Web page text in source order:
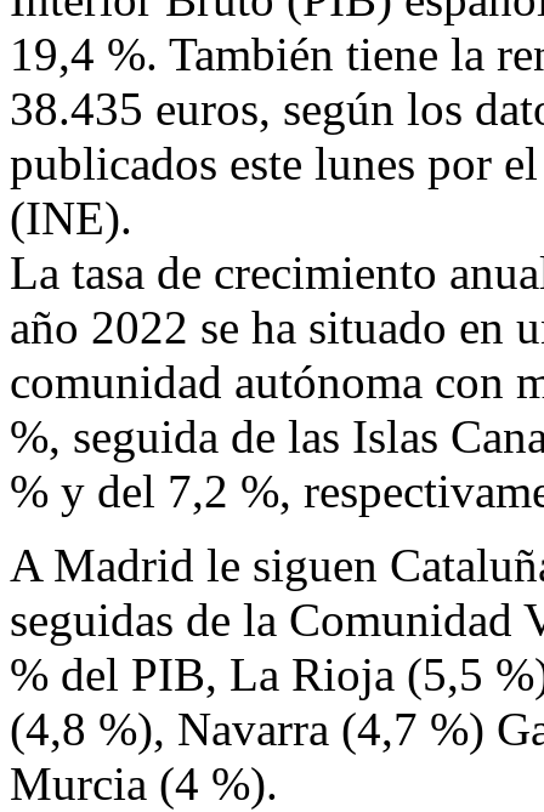
19,4 %. También tiene la
38.435 euros, según los
publicados este lunes por
(INE).
La tasa de crecimiento
año 2022 se ha situado en
comunidad autónoma con
%, seguida de las Islas
% y del 7,2 %,
A Madrid le siguen
seguidas de la Comunidad
% del PIB, La Rioja (5,5
(4,8 %), Navarra (4,7 %)
Murcia (4 %).